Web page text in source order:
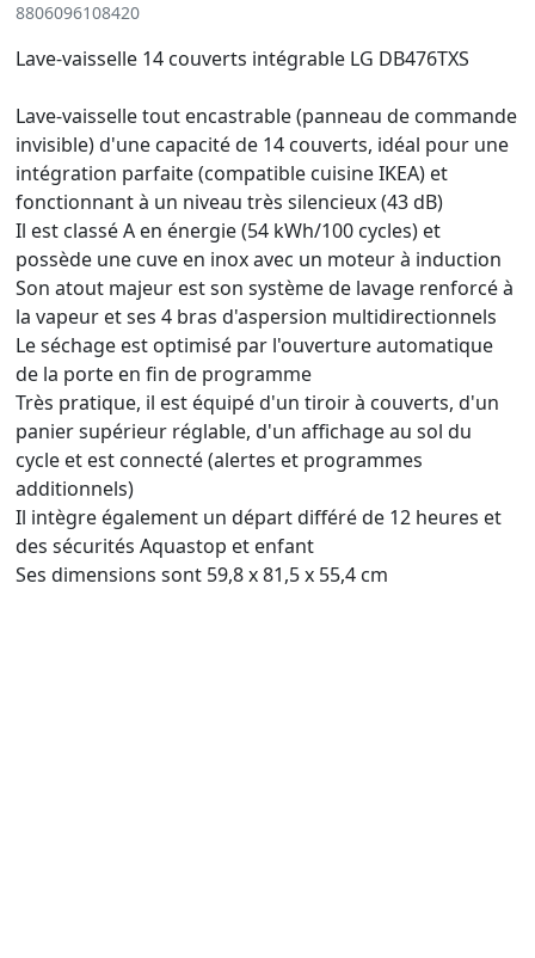
8806096108420
Lave-vaisselle 14 couverts intégrable LG DB476TXS
Lave-vaisselle tout encastrable (panneau de commande
invisible) d'une capacité de 14 couverts, idéal pour une
intégration parfaite (compatible cuisine IKEA) et
fonctionnant à un niveau très silencieux (43 dB)
Il est classé A en énergie (54 kWh/100 cycles) et
possède une cuve en inox avec un moteur à induction
Son atout majeur est son système de lavage renforcé à
la vapeur et ses 4 bras d'aspersion multidirectionnels
Le séchage est optimisé par l'ouverture automatique
de la porte en fin de programme
Très pratique, il est équipé d'un tiroir à couverts, d'un
panier supérieur réglable, d'un affichage au sol du
cycle et est connecté (alertes et programmes
additionnels)
Il intègre également un départ différé de 12 heures et
des sécurités Aquastop et enfant
Ses dimensions sont 59,8 x 81,5 x 55,4 cm